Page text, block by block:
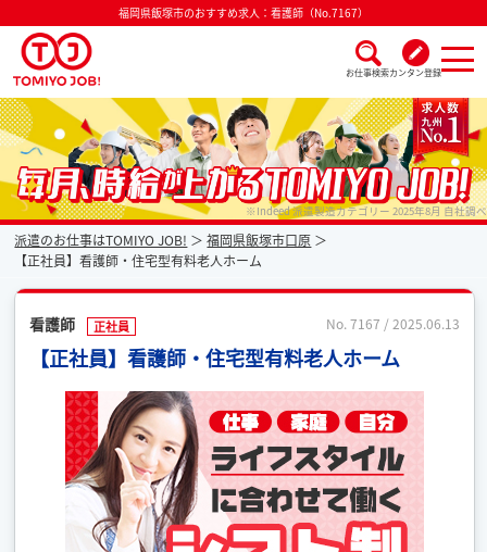
福岡県飯塚市のおすすめ求人：看護師（No.7167）
お仕事検索カンタン登録
派遣なら毎月時給が上がるトミヨジョブ ※Indeed 派遣製造カテゴリー 2025年8月 自社調べ
派遣のお仕事はTOMIYO JOB!
福岡県飯塚市口原
【正社員】看護師・住宅型有料老人ホーム
看護師 正社員 No. 7167 / 2025.06.13
【正社員】看護師・住宅型有料老人ホーム